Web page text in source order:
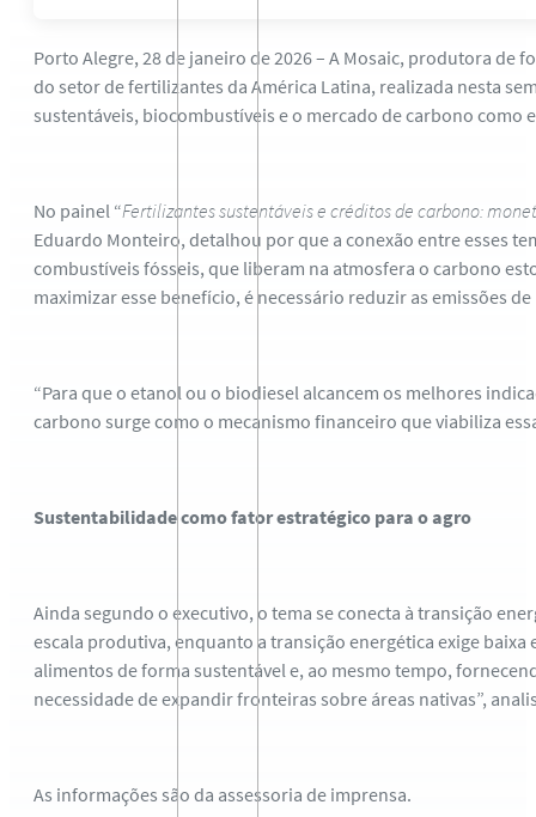
Porto Alegre, 28 de janeiro de 2026 – A Mosaic, produtora
do setor de fertilizantes da América Latina, realizada nesta
sustentáveis, biocombustíveis e o mercado de carbono
No painel “Fertilizantes sustentáveis e créditos de carbono:
Eduardo Monteiro, detalhou por que a conexão entre esses
combustíveis fósseis, que liberam na atmosfera o carbono
maximizar esse benefício, é necessário reduzir as emissões
“Para que o etanol ou o biodiesel alcancem os melhores
carbono surge como o mecanismo financeiro que viabiliza
Sustentabilidade como fator estratégico para o agro
Ainda segundo o executivo, o tema se conecta à transição
escala produtiva, enquanto a transição energética exige
alimentos de forma sustentável e, ao mesmo tempo,
necessidade de expandir fronteiras sobre áreas nativas”,
As informações são da assessoria de imprensa.